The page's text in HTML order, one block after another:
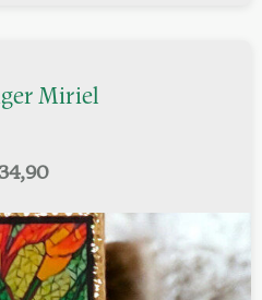
Miriel
34,90